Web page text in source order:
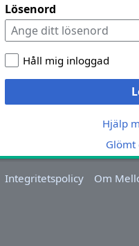
Lösenord
Håll mig inloggad
Hjälp
Glömt
Integritetspolicy Om